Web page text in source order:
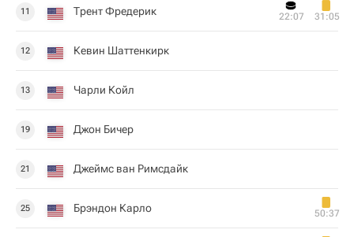
11 Трент Фредерик 22:07 31:05
12 Кевин Шаттенкирк
13 Чарли Койл
19 Джон Бичер
21 Джеймс ван Римсдайк
25 Брэндон Карло 50:37